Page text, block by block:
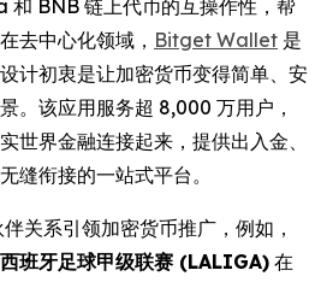
和 BNB 链上代币的互操作性，帮
去中心化领域， Bitget Wallet 是
计初衷是让加密货币变得简单、安
。该应用服务超 8,000 万用户，
世界金融连接起来，提供出入金、
缝衔接的一站式平台。
关系引领加密货币推广，例如，
西班牙足球甲级联赛 (LALIGA) 在